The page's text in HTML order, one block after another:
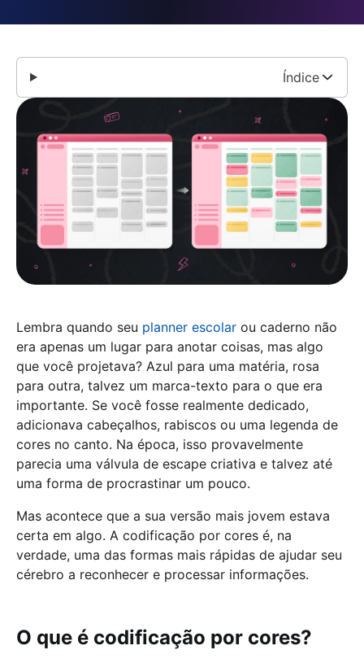
Índice
Lembra quando seu planner escolar ou caderno não
era apenas um lugar para anotar coisas, mas algo
que você projetava? Azul para uma matéria, rosa
para outra, talvez um marca-texto para o que era
importante. Se você fosse realmente dedicado,
adicionava cabeçalhos, rabiscos ou uma legenda de
cores no canto. Na época, isso provavelmente
parecia uma válvula de escape criativa e talvez até
uma forma de procrastinar um pouco.
Mas acontece que a sua versão mais jovem estava
certa em algo. A codificação por cores é, na
verdade, uma das formas mais rápidas de ajudar seu
cérebro a reconhecer e processar informações.
O que é codificação por cores?